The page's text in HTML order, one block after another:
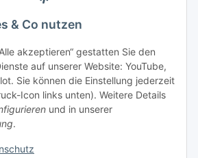
& Co nutzen
akzeptieren“ gestatten Sie den
auf unserer Website: YouTube,
Sie können die Einstellung jederzeit
Icon links unten). Weitere Details
und in unserer
.
: Pfarrwald 46
11